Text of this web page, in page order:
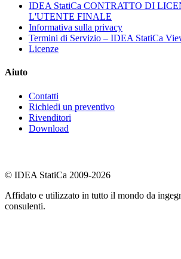
IDEA StatiCa CONTRATTO DI
L'UTENTE FINALE
Informativa sulla privacy
Termini di Servizio – IDEA StatiCa
Licenze
Aiuto
Contatti
Richiedi un preventivo
Rivenditori
Download
© IDEA StatiCa 2009-2026
Affidato e utilizzato in tutto il mondo da
consulenti.